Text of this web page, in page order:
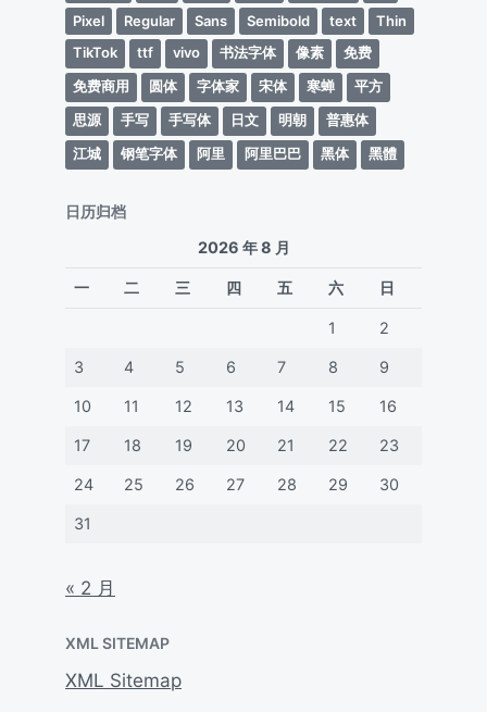
Pixel
Regular Sans Semibold text
Thin
TikTok
ttf vivo 书法字体 像素
免费
免费商用
圆体 字体家 宋体 寒蝉
平方
思源
手写 手写体 日文 明朝
普惠体
江城
钢笔字体 阿里 阿里巴巴 黑体 黑體
日历归档
2026 年 8 月
一 二 三 四 五 六 日
1 2
3 4 5 6 7 8 9
10 11 12 13 14 15 16
17 18 19 20 21 22 23
24 25 26 27 28 29 30
31
« 2 月
XML SITEMAP
XML Sitemap